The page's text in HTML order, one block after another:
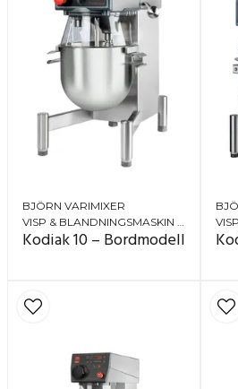
säkerhetssensor –
öppnas
Rostfri konstruktion som tål
Nödstopp placerat på
Robust verktygspaket i
blandspade, bunke
och kan uppgraderas till
Nödstopp placerat framtill
Kapacitet (typiska mängder
Luftig vispning (grädde,
BJÖRN VARIMIXER
Kodiak 10 – Bordmodell